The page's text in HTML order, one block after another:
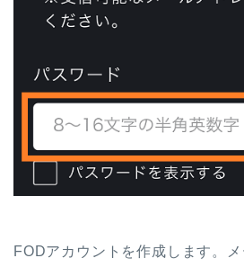
FODアカウントを作成します。